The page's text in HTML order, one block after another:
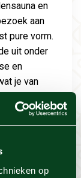
op
en
aan
pure vorm.
uit onder
en
je van